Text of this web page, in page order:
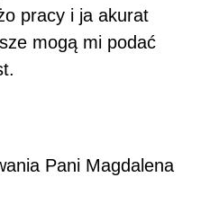
pracy i ja akurat
mogą mi podać
Pani Magdalena